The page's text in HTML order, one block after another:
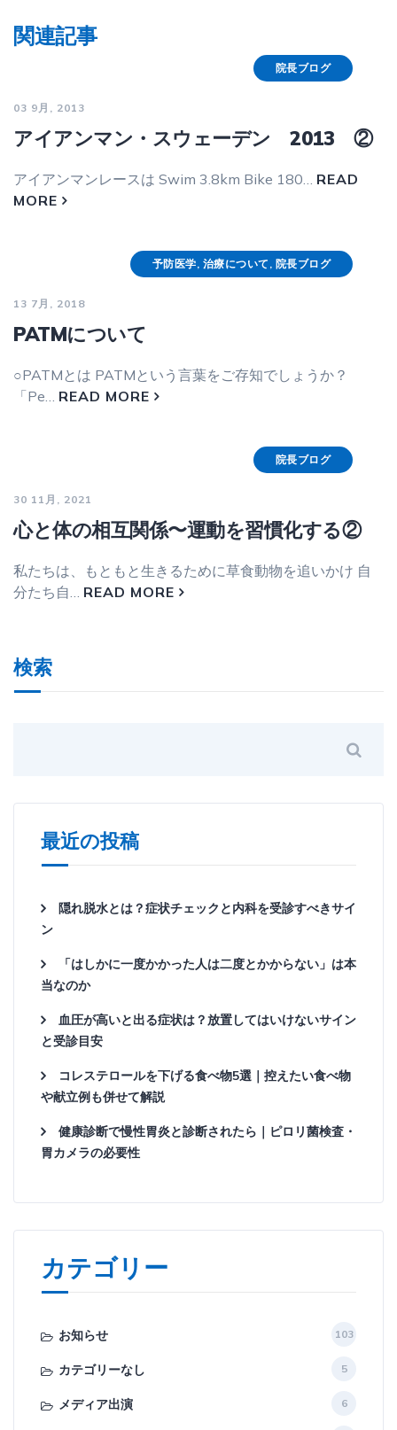
関連記事
院長ブログ
03 9月, 2013
アイアンマン・スウェーデン 2013 ②
アイアンマンレースは Swim 3.8km Bike 180… READ
MORE
予防医学, 治療について , 院長ブログ
13 7月, 2018
PATMについて
○PATMとは PATMという言葉をご存知でしょうか？
「Pe… READ MORE
院長ブログ
30 11月, 2021
心と体の相互関係〜運動を習慣化する②
私たちは、もともと生きるために草食動物を追いかけ 自
分たち自… READ MORE
検索
最近の投稿
隠れ脱水とは？症状チェックと内科を受診すべきサイ
ン
「はしかに一度かかった人は二度とかからない」は本
当なのか
血圧が高いと出る症状は？放置してはいけないサイン
と受診目安
コレステロールを下げる食べ物5選｜控えたい食べ物
や献立例も併せて解説
健康診断で慢性胃炎と診断されたら｜ピロリ菌検査・
胃カメラの必要性
カテゴリー
お知らせ 103
カテゴリーなし 5
メディア出演 6